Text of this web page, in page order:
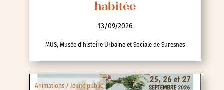
habitée
13/09/2026
MUS, Musée d’histoire Urbaine et Sociale de Suresnes
Animations / Jeune public